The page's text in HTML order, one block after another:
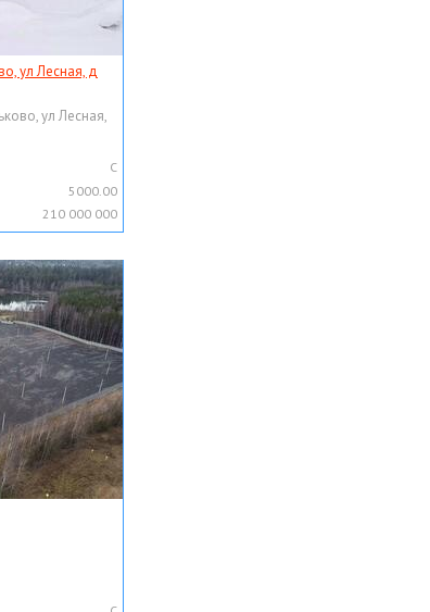
ул Лесная, д
ул Лесная,
C
5000.00
210 000 000